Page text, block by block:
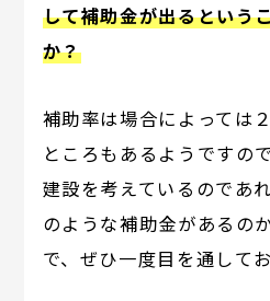
して補助金が出るという
か？
補助率は場合によっては
ところもあるようですの
建設を考えているのであ
のような補助金があるの
で、ぜひ一度目を通して